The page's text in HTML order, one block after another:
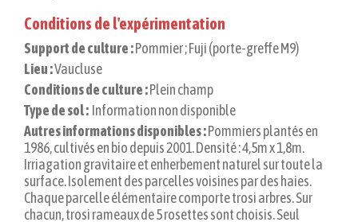
Conditions de l'expérimentation
Support de culture :Pommier ;Fuji (porte-greffe M9)
Lieu :Vaucluse
Conditions de culture :Plein champ
Type de sol : Information non disponible
Autres informations disponibles :Pommiers plantés en
1986, cultivés en bio depuis 2001. Densité : 4,5m x 1,8m.
Irriagation gravitaire et enherbement naturel sur toute la
surface. Isolement des parcelles voisines par des haies.
Chaque parcelle élémentaire comporte trosi arbres. Sur
chacun, trosi rameaux de 5 rosettes sont choisis. Seul